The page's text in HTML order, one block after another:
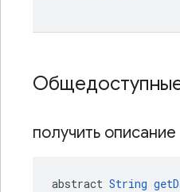
получить описание
abstract String